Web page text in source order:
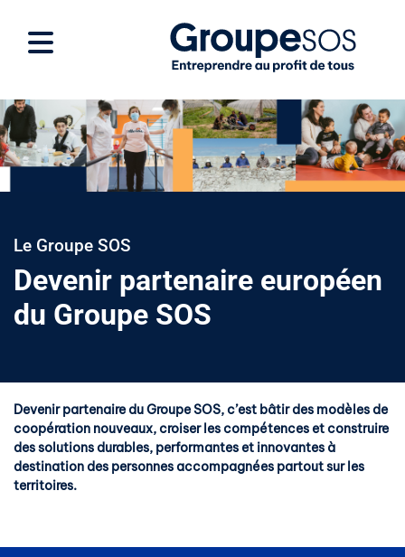
Le Groupe SOS
Devenir partenaire européen
du Groupe SOS
Devenir partenaire du Groupe SOS, c’est bâtir des modèles de
coopération nouveaux, croiser les compétences et construire
des solutions durables, performantes et innovantes à
destination des personnes accompagnées partout sur les
territoires.